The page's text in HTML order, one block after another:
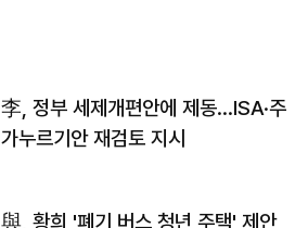
李, 정부 세제개편안에 제동…ISA·주
가누르기안 재검토 지시
與, 황희 '폐기 버스 청년 주택' 제안